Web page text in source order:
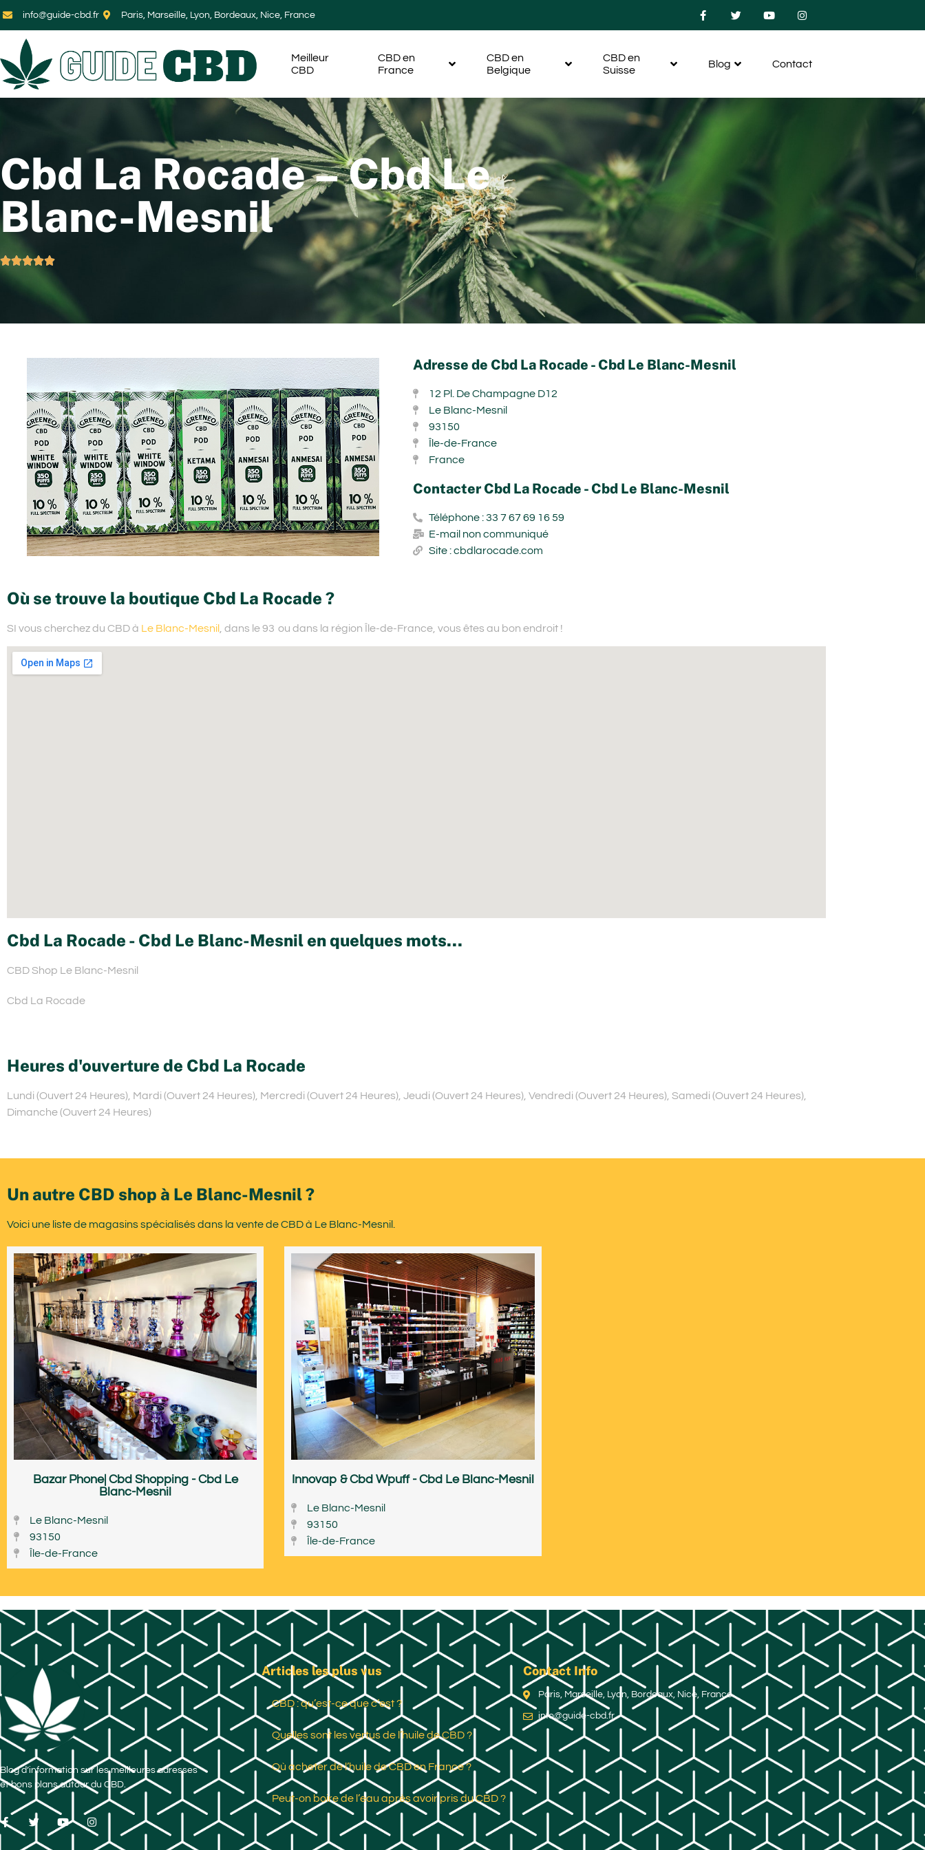
info@guide-cbd.fr Paris, Marseille, Lyon, Bordeaux, Nice, France
Meilleur
CBD
CBD en
France
CBD en
Belgique
CBD en
Suisse
Blog Contact
Cbd La Rocade – Cbd Le
Blanc-Mesnil

Adresse de Cbd La Rocade - Cbd Le Blanc-Mesnil
12 Pl. De Champagne D12
Le Blanc-Mesnil
93150
Île-de-France
France
Contacter Cbd La Rocade - Cbd Le Blanc-Mesnil
Téléphone : 33 7 67 69 16 59
E-mail non communiqué
Site : cbdlarocade.com
Où se trouve la boutique Cbd La Rocade ?
SI vous cherchez du CBD à Le Blanc-Mesnil , dans le 93 ou dans la région Île-de-France, vous êtes au bon endroit !
Cbd La Rocade - Cbd Le Blanc-Mesnil en quelques mots...
CBD Shop Le Blanc-Mesnil
Cbd La Rocade
Heures d'ouverture de Cbd La Rocade
Lundi (Ouvert 24 Heures), Mardi (Ouvert 24 Heures), Mercredi (Ouvert 24 Heures), Jeudi (Ouvert 24 Heures), Vendredi (Ouvert 24 Heures), Samedi (Ouvert 24 Heures),
Dimanche (Ouvert 24 Heures)
Un autre CBD shop à Le Blanc-Mesnil ?
Voici une liste de magasins spécialisés dans la vente de CBD à Le Blanc-Mesnil.
Bazar Phone| Cbd Shopping - Cbd Le
Blanc-Mesnil
Le Blanc-Mesnil
93150
Île-de-France
Innovap & Cbd Wpuff - Cbd Le Blanc-Mesnil
Le Blanc-Mesnil
93150
Île-de-France
Blog d’information sur les meilleures adresses
et bons plans autour du CBD.
Articles les plus vus
CBD : qu’est-ce que c’est ?
Quelles sont les vertus de l’huile de CBD ?
Où acheter de l’huile de CBD en France ?
Peut-on boire de l’eau après avoir pris du CBD ?
Contact Info
Paris, Marseille, Lyon, Bordeaux, Nice, France
info@guide-cbd.fr